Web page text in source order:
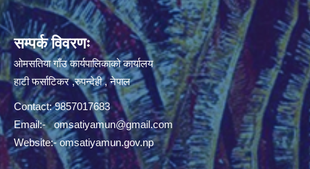
सम्पर्क विवरणः
ओमसतिया गाँउ कार्यपालिकाको कार्यालय
हाटी फर्साटिकर ,रुपन्देही , नेपाल
Contact: 9857017683
Email:-omsatiyamun@gmail.com
Website:- omsatiyamun.gov.np